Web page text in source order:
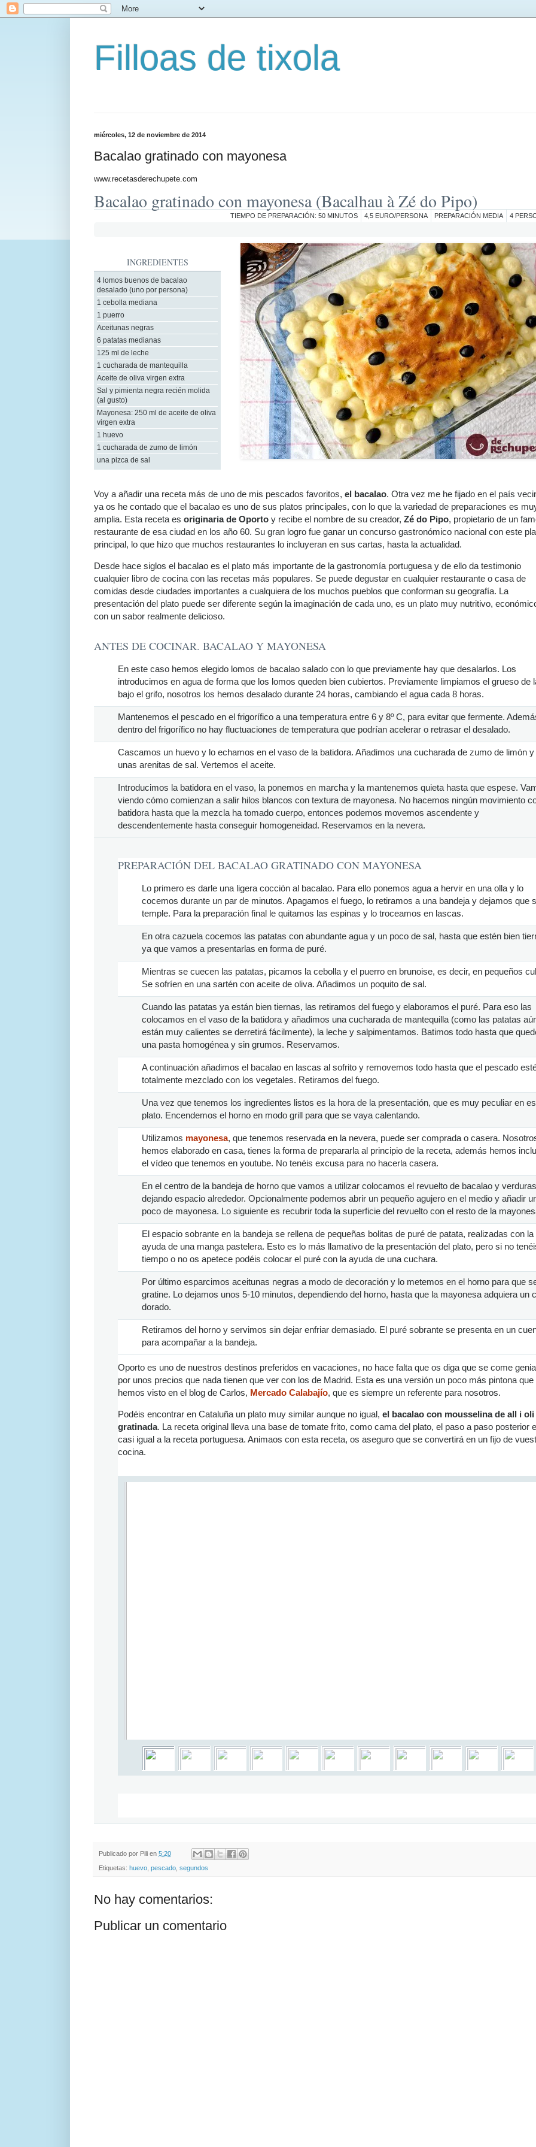
Filloas de tixola
miércoles, 12 de noviembre de 2014
Bacalao gratinado con mayonesa
www.recetasderechupete.com
Bacalao gratinado con mayonesa (Bacalhau à Zé do Pipo)
4
PREPARACIÓN MEDIA
4,5 EURO/PERSONA
TIEMPO DE PREPARACIÓN: 50 MINUTOS
INGREDIENTES
4 lomos buenos de bacalao
desalado (uno por persona)
1 cebolla mediana
1 puerro
Aceitunas negras
6 patatas medianas
125 ml de leche
1 cucharada de mantequilla
Aceite de oliva virgen extra
Sal y pimienta negra recién molida
(al gusto)
Mayonesa: 250 ml de aceite de oliva
virgen extra
1 huevo
1 cucharada de zumo de limón
una pizca de sal
Voy a añadir una receta más de uno de mis pescados favoritos, el bacalao. Otra vez me he fijado en el país
ya os he contado que el bacalao es uno de sus platos principales, con lo que la variedad de preparaciones es
amplia. Esta receta es originaria de Oporto y recibe el nombre de su creador, Zé do Pipo, propietario de un
restaurante de esa ciudad en los año 60. Su gran logro fue ganar un concurso gastronómico nacional con este
principal, lo que hizo que muchos restaurantes lo incluyeran en sus cartas, hasta la actualidad.
Desde hace siglos el bacalao es el plato más importante de la gastronomía portuguesa y de ello da testimonio
cualquier libro de cocina con las recetas más populares. Se puede degustar en cualquier restaurante o casa de
comidas desde ciudades importantes a cualquiera de los muchos pueblos que conforman su geografía. La
presentación del plato puede ser diferente según la imaginación de cada uno, es un plato muy nutritivo,
con un sabor realmente delicioso.
ANTES DE COCINAR. BACALAO Y MAYONESA
En este caso hemos elegido lomos de bacalao salado con lo que previamente hay que desalarlos. Los
introducimos en agua de forma que los lomos queden bien cubiertos. Previamente limpiamos el grueso de
bajo el grifo, nosotros los hemos desalado durante 24 horas, cambiando el agua cada 8 horas.
Mantenemos el pescado en el frigorífico a una temperatura entre 6 y 8º C, para evitar que fermente.
dentro del frigorífico no hay fluctuaciones de temperatura que podrían acelerar o retrasar el desalado.
Cascamos un huevo y lo echamos en el vaso de la batidora. Añadimos una cucharada de zumo de limón y
unas arenitas de sal. Vertemos el aceite.
Introducimos la batidora en el vaso, la ponemos en marcha y la mantenemos quieta hasta que espese.
viendo cómo comienzan a salir hilos blancos con textura de mayonesa. No hacemos ningún movimiento
batidora hasta que la mezcla ha tomado cuerpo, entonces podemos movemos ascendente y
descendentemente hasta conseguir homogeneidad. Reservamos en la nevera.
PREPARACIÓN DEL BACALAO GRATINADO CON MAYONESA
Lo primero es darle una ligera cocción al bacalao. Para ello ponemos agua a hervir en una olla y lo
cocemos durante un par de minutos. Apagamos el fuego, lo retiramos a una bandeja y dejamos que
temple. Para la preparación final le quitamos las espinas y lo troceamos en lascas.
En otra cazuela cocemos las patatas con abundante agua y un poco de sal, hasta que estén bien
ya que vamos a presentarlas en forma de puré.
Mientras se cuecen las patatas, picamos la cebolla y el puerro en brunoise, es decir, en pequeños
Se sofríen en una sartén con aceite de oliva. Añadimos un poquito de sal.
Cuando las patatas ya están bien tiernas, las retiramos del fuego y elaboramos el puré. Para eso las
colocamos en el vaso de la batidora y añadimos una cucharada de mantequilla (como las patatas
están muy calientes se derretirá fácilmente), la leche y salpimentamos. Batimos todo hasta que
una pasta homogénea y sin grumos. Reservamos.
A continuación añadimos el bacalao en lascas al sofrito y removemos todo hasta que el pescado
totalmente mezclado con los vegetales. Retiramos del fuego.
Una vez que tenemos los ingredientes listos es la hora de la presentación, que es muy peculiar en
plato. Encendemos el horno en modo grill para que se vaya calentando.
Utilizamos mayonesa, que tenemos reservada en la nevera, puede ser comprada o casera.
hemos elaborado en casa, tienes la forma de prepararla al principio de la receta, además hemos
el vídeo que tenemos en youtube. No tenéis excusa para no hacerla casera.
En el centro de la bandeja de horno que vamos a utilizar colocamos el revuelto de bacalao y verduras
dejando espacio alrededor. Opcionalmente podemos abrir un pequeño agujero en el medio y añadir
poco de mayonesa. Lo siguiente es recubrir toda la superficie del revuelto con el resto de la
El espacio sobrante en la bandeja se rellena de pequeñas bolitas de puré de patata, realizadas con la
ayuda de una manga pastelera. Esto es lo más llamativo de la presentación del plato, pero si no
tiempo o no os apetece podéis colocar el puré con la ayuda de una cuchara.
Por último esparcimos aceitunas negras a modo de decoración y lo metemos en el horno para que
gratine. Lo dejamos unos 5-10 minutos, dependiendo del horno, hasta que la mayonesa adquiera un
dorado.
Retiramos del horno y servimos sin dejar enfriar demasiado. El puré sobrante se presenta en un
para acompañar a la bandeja.
Oporto es uno de nuestros destinos preferidos en vacaciones, no hace falta que os diga que se come
por unos precios que nada tienen que ver con los de Madrid. Esta es una versión un poco más pintona que
hemos visto en el blog de Carlos, Mercado Calabajío, que es siempre un referente para nosotros.
Podéis encontrar en Cataluña un plato muy similar aunque no igual, el bacalao con mousselina de all i oli
gratinada. La receta original lleva una base de tomate frito, como cama del plato, el paso a paso posterior
casi igual a la receta portuguesa. Animaos con esta receta, os aseguro que se convertirá en un fijo de
cocina.
Publicado por Pili en 5:20
Etiquetas: huevo pescado segundos
No hay comentarios:
Publicar un comentario